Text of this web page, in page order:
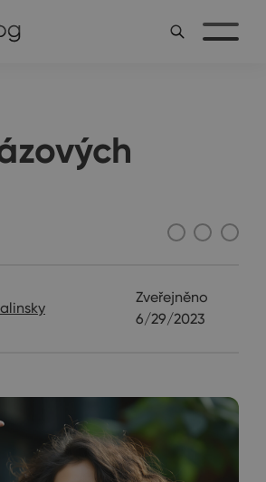
Zveřejněno
6/29/2023